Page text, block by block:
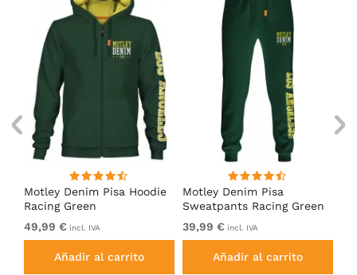
Motley Denim Pisa Hoodie
Racing Green
49,99 € incl. IVA
Añadir al carrito
Motley Denim Pisa
Sweatpants Racing Green
39,99 € incl. IVA
Añadir al carrito